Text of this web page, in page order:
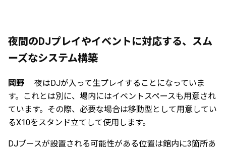
夜間のDJプレイやイベントに対応する、スム
ーズなシステム構築
岡野 夜はDJが入って生プレイすることになっていま
す。これとは別に、場内にはイベントスペースも用意され
ています。その際、必要な場合は移動型として用意してい
るX10をスタンド立てして使用します。
DJブースが設置される可能性がある位置は館内に3箇所あ